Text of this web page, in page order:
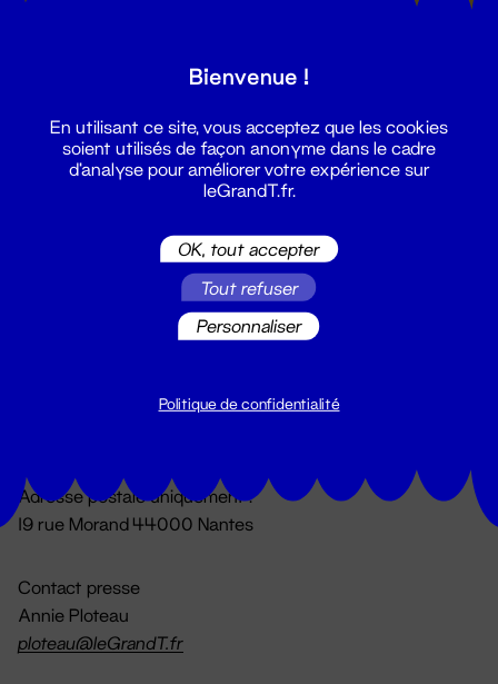
Du lundi au vendredi 14h → 18h
Adresse postale uniquement :
19 rue Morand 44000 Nantes
Contact presse
Annie Ploteau
ploteau@leGrandT.fr
Bienvenue !
En utilisant ce site, vous acceptez que les cookies
soient utilisés de façon anonyme dans le cadre
d'analyse pour améliorer votre expérience sur
leGrandT.fr.
OK, tout accepter
Tout refuser
Personnaliser
Politique de confidentialité